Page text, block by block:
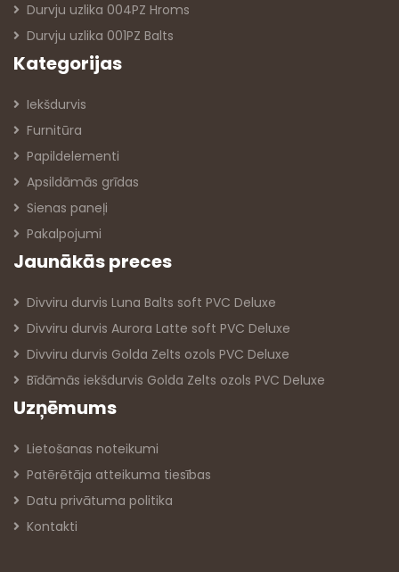
Durvju uzlika 004PZ Hroms
Durvju uzlika 001PZ Balts
Kategorijas
Iekšdurvis
Furnitūra
Papildelementi
Apsildāmās grīdas
Sienas paneļi
Pakalpojumi
Jaunākās preces
Divviru durvis Luna Balts soft PVC Deluxe
Divviru durvis Aurora Latte soft PVC Deluxe
Divviru durvis Golda Zelts ozols PVC Deluxe
Bīdāmās iekšdurvis Golda Zelts ozols PVC Deluxe
Uzņēmums
Lietošanas noteikumi
Patērētāja atteikuma tiesības
Datu privātuma politika
Kontakti